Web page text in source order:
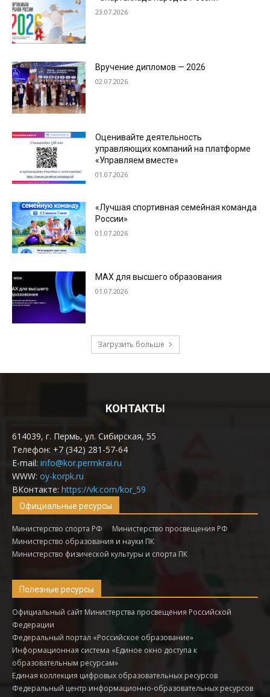
КОНТАКТЫ
614039, г. Пермь, ул. Сибирская, 55
Телефон: +7 (342) 281-57-64
E-mail: info@kor.permkrai.ru
WWW: oy-korpk.ru
ВКонтакте: https://vk.com/kor_59
Официальные ресурсы
Министерство спорта РФ
Министерство просвещения РФ
Министерство образования и науки ПК
Министерство физической культуры и спорта ПК
Полезные ресурсы
Официальный сайт Министерства просвещения Российской
Федерации
Федеральный портал «Российское образование»
Информационная система «Единое окно доступа к
образовательным ресурсам»
Единая коллекция цифровых образовательных ресурсов
Федеральный центр информационно-образовательных ресурсов